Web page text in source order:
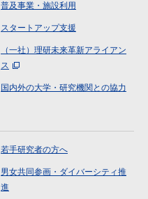
普及事業・施設利用
スタートアップ支援
（一社）理研未来革新アライアン
ス
国内外の大学・研究機関との協力
若手研究者の方へ
男女共同参画・ダイバーシティ推
進